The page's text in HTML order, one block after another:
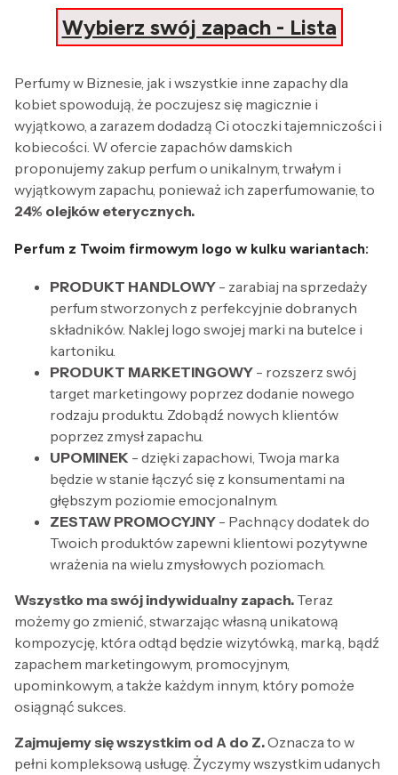
Wybierz swój zapach - Lista
Perfumy w Biznesie, jak i wszystkie inne zapachy dla
kobiet spowodują, że poczujesz się magicznie i
wyjątkowo, a zarazem dodadzą Ci otoczki tajemniczości i
kobiecości. W ofercie zapachów damskich
proponujemy zakup perfum o unikalnym, trwałym i
wyjątkowym zapachu, ponieważ ich zaperfumowanie, to
24% olejków eterycznych.
Perfum z Twoim firmowym logo w kulku wariantach:
PRODUKT HANDLOWY - zarabiaj na sprzedaży
perfum stworzonych z perfekcyjnie dobranych
składników. Naklej logo swojej marki na butelce i
kartoniku.
PRODUKT MARKETINGOWY - rozszerz swój
target marketingowy poprzez dodanie nowego
rodzaju produktu. Zdobądź nowych klientów
poprzez zmysł zapachu.
UPOMINEK - dzięki zapachowi, Twoja marka
będzie w stanie łączyć się z konsumentami na
głębszym poziomie emocjonalnym.
ZESTAW PROMOCYJNY - Pachnący dodatek do
Twoich produktów zapewni klientowi pozytywne
wrażenia na wielu zmysłowych poziomach.
Wszystko ma swój indywidualny zapach. Teraz
możemy go zmienić, stwarzając własną unikatową
kompozycję, która odtąd będzie wizytówką, marką, bądź
zapachem marketingowym, promocyjnym,
upominkowym, a także każdym innym, który pomoże
osiągnąć sukces.
Zajmujemy się wszystkim od A do Z.Oznacza to w
pełni kompleksową usługę. Życzymy wszystkim udanych